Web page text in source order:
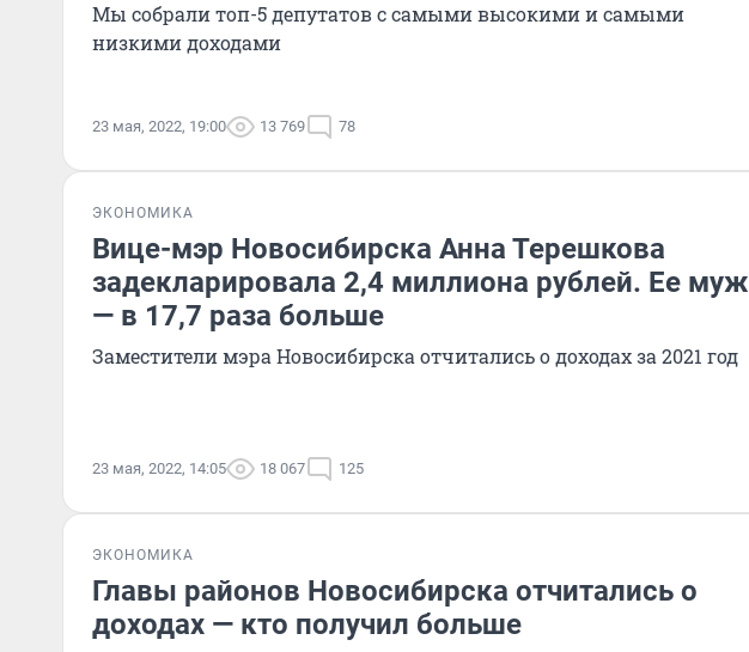
Мы собрали топ-5 депутатов с самыми высокими и самыми
низкими доходами
23 мая, 2022, 19:00 13 769 78
ЭКОНОМИКА
Вице-мэр Новосибирска Анна Терешкова
задекларировала 2,4 миллиона рублей. Ее муж
— в 17,7 раза больше
Заместители мэра Новосибирска отчитались о доходах за 2021 год
23 мая, 2022, 14:05 18 067 125
ЭКОНОМИКА
Главы районов Новосибирска отчитались о
доходах — кто получил больше